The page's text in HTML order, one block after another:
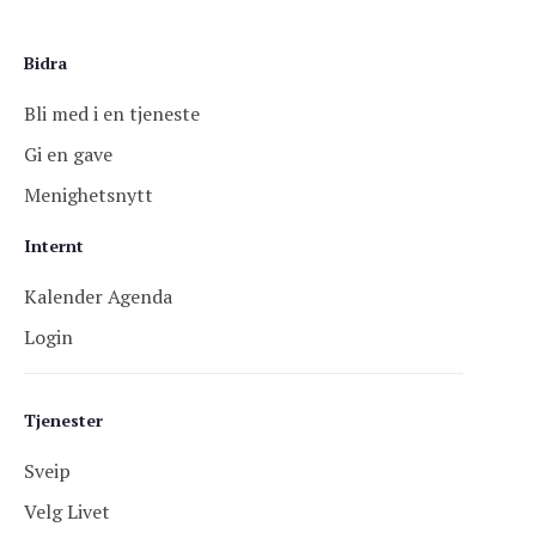
Tjenester
Sveip
Velg Livet
Bidra
Bli med i en tjeneste
Gi en gave
Menighetsnytt
Internt
Kalender Agenda
Login